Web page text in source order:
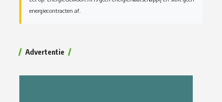
energiecontracten af.
Advertentie